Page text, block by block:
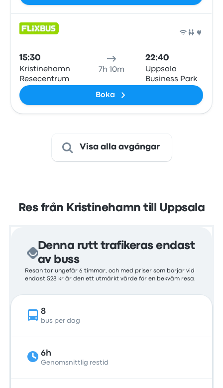
15:30
Kristinehamn
Resecentrum
7h 10m
22:40
Uppsala
Business Park
Boka
Visa alla avgångar
Res från Kristinehamn till Uppsala
Denna rutt trafikeras endast
av buss
Resan tar ungefär 6 timmar, och med priser som börjar vid
endast 528 kr är den ett utmärkt värde för en bekväm resa.
8
bus per dag
6h
Genomsnittlig restid